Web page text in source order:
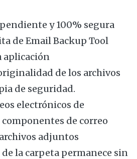
y 100% segura
de Email Backup Tool
aplicación
de los archivos
de seguridad.
electrónicos de
de correo
adjuntos
la carpeta permanece sin